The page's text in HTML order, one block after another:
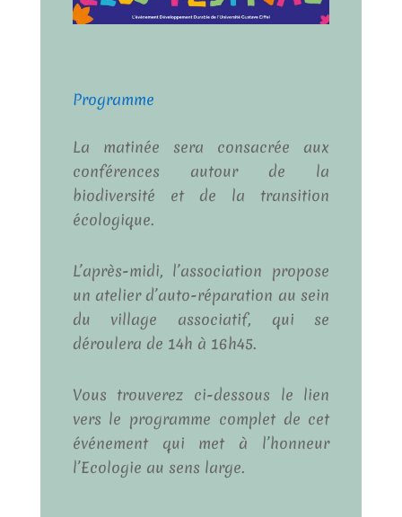
Programme
La matinée sera consacrée aux
conférences autour de la
biodiversité et de la transition
écologique.
L’après-midi, l’association propose
un atelier d’auto-réparation au sein
du village associatif, qui se
déroulera de 14h à 16h45.
Vous trouverez ci-dessous le lien
vers le programme complet de cet
événement qui met à l’honneur
l’Ecologie au sens large.